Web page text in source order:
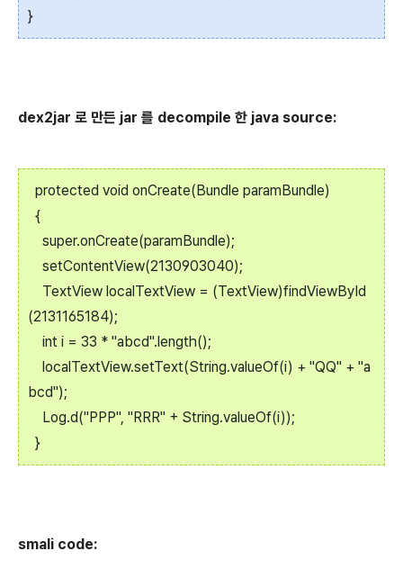
}
dex2jar 로 만든 jar 를 decompile 한 java source:
protected void onCreate(Bundle paramBundle)
{
super.onCreate(paramBundle);
setContentView(2130903040);
TextView localTextView = (TextView)findViewById
(2131165184);
int i = 33 * "abcd".length();
localTextView.setText(String.valueOf(i) + "QQ" + "a
bcd");
Log.d("PPP", "RRR" + String.valueOf(i));
}
smali code: